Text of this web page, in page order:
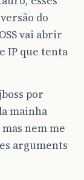
do
vai abrir
IP que tenta
por
mainha
nem me
arguments